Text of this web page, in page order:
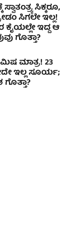
ಸಿಕ್ಕರೂ,
ಸಿಗಲೇ ಇಲ್ಲ!
ಇದ್ದ ಆ
ಗೊತ್ತಾ?
ಮಾತ್ರ! 23
ಇಲ್ಲ ಸೂರ್ಯ;